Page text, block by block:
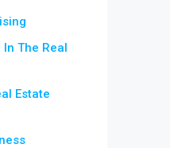
The Real
Estate